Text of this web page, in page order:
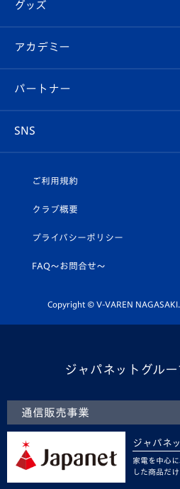
チケット
イベント
メディア
ホームタウン
スタッフプロフィール
マスコット紹介
平和祈念活動
ホームタウン活動
Revive Team
ヴィヴィくんの長崎おもてなしガ
フォトギャラリー
スタジアムグルメ
V-LOVERS（ファンクラブ）
プレイヤーズスイート
グッズ
オンラインショップ
店舗情報
アカデミー
育成からのお知らせ
U-18
スクール
パートナー
SNS
ヴィヴィくんインスタグラム
公式LINE＠
ご利用規約
クラブ概要
プライバシーポリシー
FAQ〜お問合せ〜
Copyright © V-VAREN NAGASAKI.
ジャパネットグル
通信販売事業
ジャパネ
家電を中心
した商品だ